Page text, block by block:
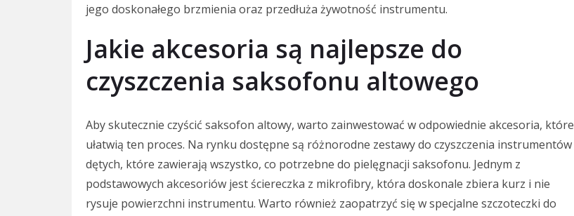
jego doskonałego brzmienia oraz przedłuża żywotność instrumentu.
Jakie akcesoria są najlepsze do
czyszczenia saksofonu altowego
Aby skutecznie czyścić saksofon altowy, warto zainwestować w odpowiednie akcesoria, które
ułatwią ten proces. Na rynku dostępne są różnorodne zestawy do czyszczenia instrumentów
dętych, które zawierają wszystko, co potrzebne do pielęgnacji saksofonu. Jednym z
podstawowych akcesoriów jest ściereczka z mikrofibry, która doskonale zbiera kurz i nie
rysuje powierzchni instrumentu. Warto również zaopatrzyć się w specjalne szczoteczki do